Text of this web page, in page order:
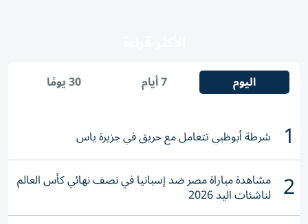
اليوم 7 أيام 30 يومًا
1 شرطة أبوظبي تتعامل مع حريق في جزيرة ياس
2 مشاهدة مباراة مصر ضد إسبانيا في نصف نهائي كأس العالم
لناشئات اليد 2026